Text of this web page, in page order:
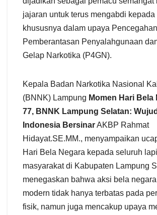
jajaran untuk terus mengabdi kepada
khususnya dalam upaya
Pemberantasan Penyalahgunaan
Gelap Narkotika (P4GN).
Kepala Badan Narkotika Nasional
(BNNK) Lampung Momen Hari Bela
77, BNNK Lampung Selatan:
Indonesia BersinarAKBP Rahmat
Hidayat.SE.MM., menyampaikan
Hari Bela Negara kepada seluruh
masyarakat di Kabupaten Lampung
menegaskan bahwa aksi bela
modern tidak hanya terbatas pada
fisik, namun juga mencakup upaya